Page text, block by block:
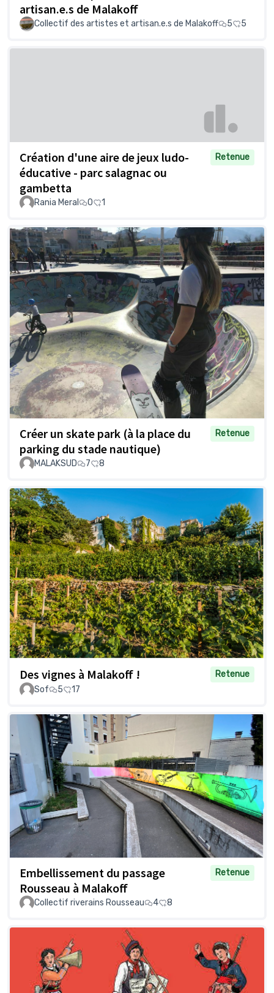
artisan.e.s de Malakoff
Collectif des artistes et artisan.e.s de Malakoff 5 5
Création d'une aire de jeux ludo-
éducative - parc salagnac ou
gambetta
Retenue
Rania Meral 0 1
Créer un skate park (à la place du
parking du stade nautique)
Retenue
MALAKSUD 7 8
Des vignes à Malakoff !
Retenue
Sof
5 17
Embellissement du passage
Rousseau à Malakoff
Retenue
Collectif riverains Rousseau 4 8